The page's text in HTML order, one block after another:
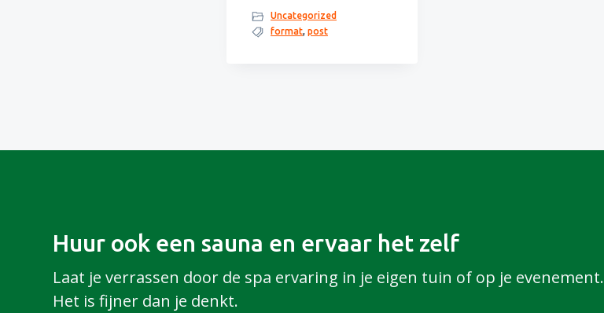
Uncategorized
format, post
Huur ook een sauna en ervaar het zelf
Laat je verrassen door de spa ervaring in je eigen tuin of op je evenement.
Het is fijner dan je denkt.